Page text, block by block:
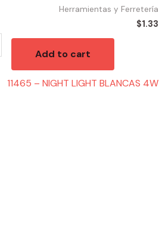
Herramientas y Ferretería
$1.33
Add to cart
11465 – NIGHT LIGHT BLANCAS 4W